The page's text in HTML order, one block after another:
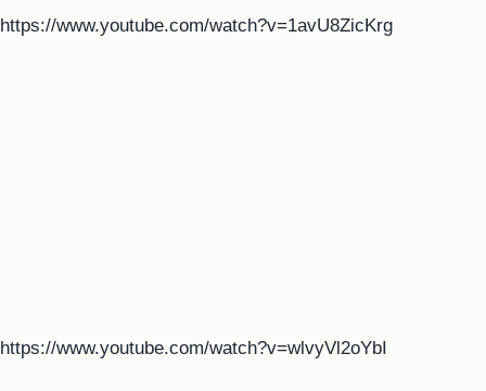
https://www.youtube.com/watch?v=1avU8ZicKrg
https://www.youtube.com/watch?v=wlvyVl2oYbI